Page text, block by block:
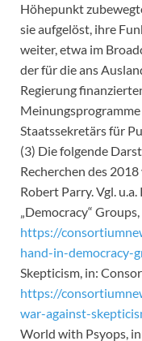
Höhepunkt
sie aufgelöst, ihre
weiter, etwa im
der für die ans
Regierung
Staatssekretärs für
(3) Die folgende
Recherchen des
Robert Parry. Vgl.
„Democracy“
https://
hand-in-democracy-
Skepticism, in:
https://
war-against-
World with Psyops,